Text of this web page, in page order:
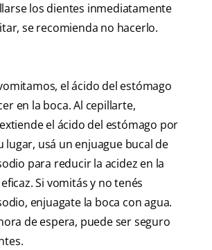
los dientes inmediatamente
se recomienda no hacerlo.
el ácido del estómago
en la boca. Al cepillarte,
el ácido del estómago por
lugar, usá un enjuague bucal de
para reducir la acidez en la
Si vomitás y no tenés
enjuagate la boca con agua.
de espera, puede ser seguro